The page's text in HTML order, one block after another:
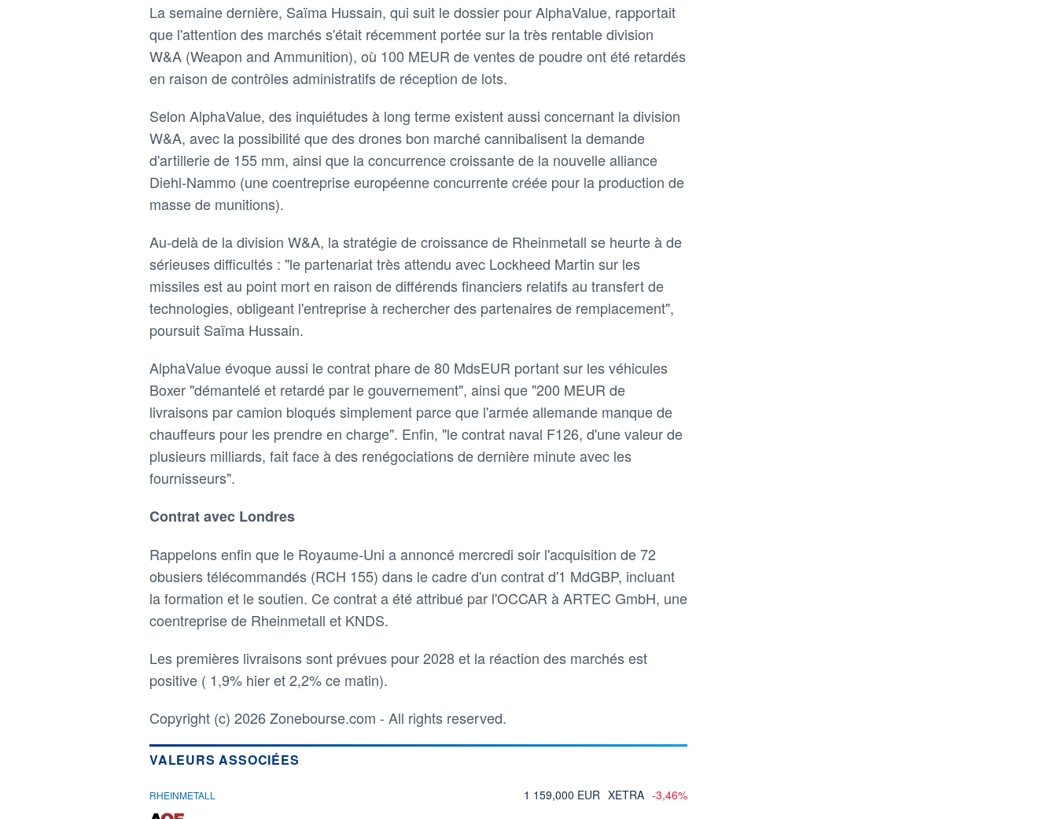
La semaine dernière, Saïma Hussain, qui suit le dossier pour AlphaValue, rapportait
que l'attention des marchés s'était récemment portée sur la très rentable division
W&A (Weapon and Ammunition), où 100 MEUR de ventes de poudre ont été retardés
en raison de contrôles administratifs de réception de lots.
Selon AlphaValue, des inquiétudes à long terme existent aussi concernant la division
W&A, avec la possibilité que des drones bon marché cannibalisent la demande
d'artillerie de 155 mm, ainsi que la concurrence croissante de la nouvelle alliance
Diehl-Nammo (une coentreprise européenne concurrente créée pour la production de
masse de munitions).
Au-delà de la division W&A, la stratégie de croissance de Rheinmetall se heurte à de
sérieuses difficultés : "le partenariat très attendu avec Lockheed Martin sur les
missiles est au point mort en raison de différends financiers relatifs au transfert de
technologies, obligeant l'entreprise à rechercher des partenaires de remplacement",
poursuit Saïma Hussain.
AlphaValue évoque aussi le contrat phare de 80 MdsEUR portant sur les véhicules
Boxer "démantelé et retardé par le gouvernement", ainsi que "200 MEUR de
livraisons par camion bloqués simplement parce que l'armée allemande manque de
chauffeurs pour les prendre en charge". Enfin, "le contrat naval F126, d'une valeur de
plusieurs milliards, fait face à des renégociations de dernière minute avec les
fournisseurs".
Contrat avec Londres
Rappelons enfin que le Royaume-Uni a annoncé mercredi soir l'acquisition de 72
obusiers télécommandés (RCH 155) dans le cadre d'un contrat d'1 MdGBP, incluant
la formation et le soutien. Ce contrat a été attribué par l'OCCAR à ARTEC GmbH, une
coentreprise de Rheinmetall et KNDS.
Les premières livraisons sont prévues pour 2028 et la réaction des marchés est
positive ( 1,9% hier et 2,2% ce matin).
Copyright (c) 2026 Zonebourse.com - All rights reserved.
VALEURS ASSOCIÉES
RHEINMETALL 1 159,000 EUR XETRA -3,46%